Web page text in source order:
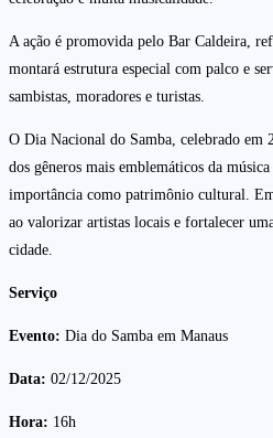
A ação é promovida pelo Bar Caldeira,
montará estrutura especial com palco e
sambistas, moradores e turistas.
O Dia Nacional do Samba, celebrado em
dos gêneros mais emblemáticos da
importância como patrimônio cultural.
ao valorizar artistas locais e fortalecer
cidade.
Serviço
Evento: Dia do Samba em Manaus
Data: 02/12/2025
Hora: 16h